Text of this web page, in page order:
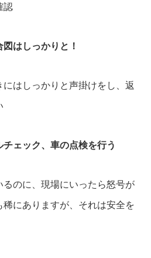
認
はしっかりと！
しっかりと声掛けをし、返
ェック、車の点検を行う
のに、現場にいったら怒号が
にありますが、それは安全を